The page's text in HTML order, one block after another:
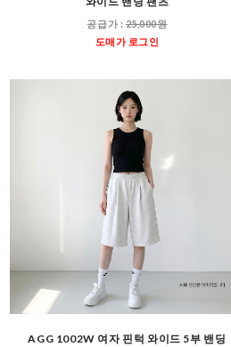
공급가 :25,000원
도매가 로그인
AGG 1002W 여자 핀턱 와이드 5부 밴딩